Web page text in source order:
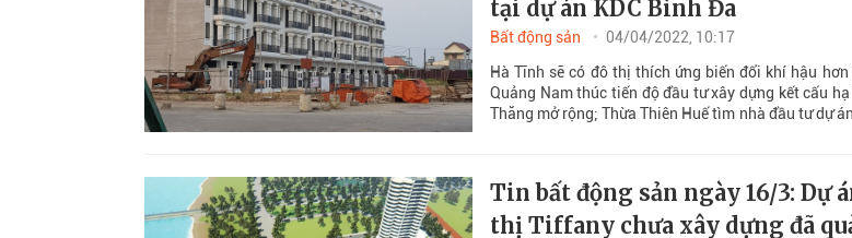
tại dự án KDC Bình Đa
Bất động sản
04/04/2022, 10:17
Hà Tĩnh sẽ có đô thị thích ứng biến đổi khí hậu hơn
Quảng Nam thúc tiến độ đầu tư xây dựng kết cấu
Thăng mở rộng; Thừa Thiên Huế tìm nhà đầu tư dự
Tin bất động sản ngày 16/3: Dự
thị Tiffany chưa xây dựng đã